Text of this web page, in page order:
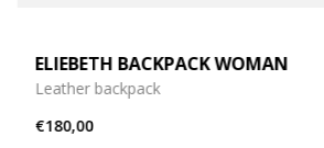
ELIEBETH BACKPACK WOMAN
Leather backpack
€180,00